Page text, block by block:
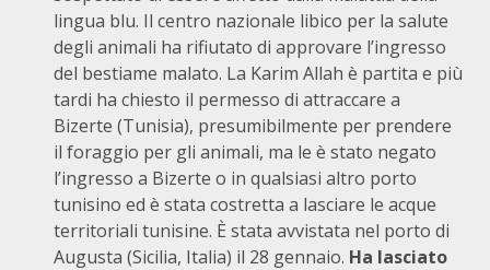
lingua blu. Il centro nazionale libico per la salute
degli animali ha rifiutato di approvare l’ingresso
del bestiame malato. La Karim Allah è partita e più
tardi ha chiesto il permesso di attraccare a
Bizerte (Tunisia), presumibilmente per prendere
il foraggio per gli animali, ma le è stato negato
l’ingresso a Bizerte o in qualsiasi altro porto
tunisino ed è stata costretta a lasciare le acque
territoriali tunisine. È stata avvistata nel porto di
Augusta (Sicilia, Italia) il 28 gennaio. Ha lasciato